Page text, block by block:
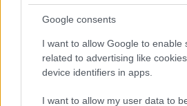
Google consents
I want to allow Google to enable
related to advertising like
device identifiers in apps.
I want to allow my user data to
CHI
SIAMO
PARTNERSHIP